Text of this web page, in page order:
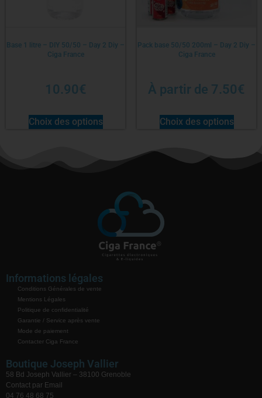
Base 1 litre – DIY 50/50 – Day 2 Diy –
Ciga France
10.90€
Choix des options
Pack base 50/50 200ml – Day 2 Diy –
Ciga France
À partir de 7.50€
Choix des options
Informations légales
Conditions Générales de vente
Mentions Légales
Politique de confidentialité
Garantie / Service après vente
Mode de paiement
Contacter Ciga France
Boutique Joseph Vallier
58 Bd Joseph Vallier – 38100 Grenoble
Contact par Email
04 76 48 68 75